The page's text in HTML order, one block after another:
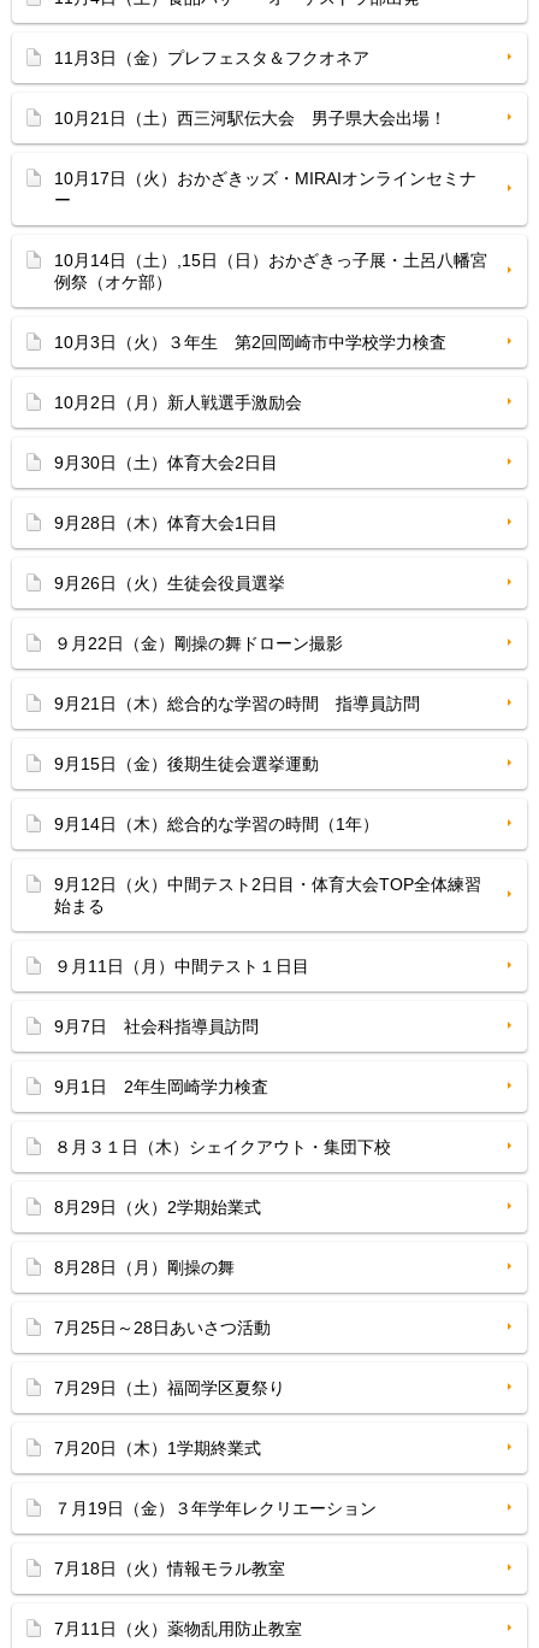
11月3日（金）プレフェスタ＆フクオネア
10月21日（土）西三河駅伝大会 男子県大会出場！
10月17日（火）おかざきッズ・MIRAIオンラインセミナ
ー
10月14日（土）,15日（日）おかざきっ子展・土呂八幡宮
例祭（オケ部）
10月3日（火）３年生 第2回岡崎市中学校学力検査
10月2日（月）新人戦選手激励会
9月30日（土）体育大会2日目
9月28日（木）体育大会1日目
9月26日（火）生徒会役員選挙
９月22日（金）剛操の舞ドローン撮影
9月21日（木）総合的な学習の時間 指導員訪問
9月15日（金）後期生徒会選挙運動
9月14日（木）総合的な学習の時間（1年）
9月12日（火）中間テスト2日目・体育大会TOP全体練習
始まる
９月11日（月）中間テスト１日目
9月7日 社会科指導員訪問
9月1日 2年生岡崎学力検査
８月３１日（木）シェイクアウト・集団下校
8月29日（火）2学期始業式
8月28日（月）剛操の舞
7月25日～28日あいさつ活動
7月29日（土）福岡学区夏祭り
7月20日（木）1学期終業式
７月19日（金）３年学年レクリエーション
7月18日（火）情報モラル教室
7月11日（火）薬物乱用防止教室